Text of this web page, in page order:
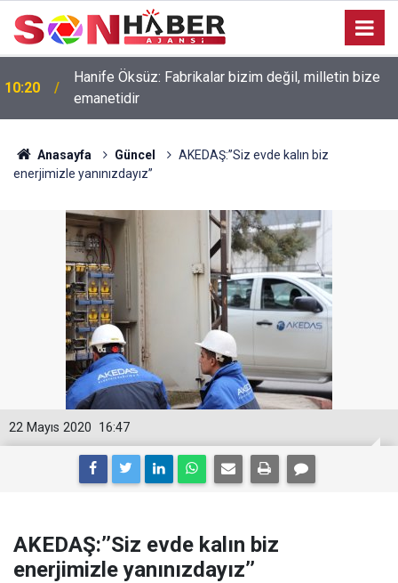
10:20
Hanife Öksüz: Fabrikalar bizim değil, milletin bize
emanetidir
Anasayfa Güncel
AKEDAŞ:’’Siz evde kalın biz
enerjimizle yanınızdayız’’
16:47
22 Mayıs 2020
AKEDAŞ:’’Siz evde kalın biz
enerjimizle yanınızdayız’’